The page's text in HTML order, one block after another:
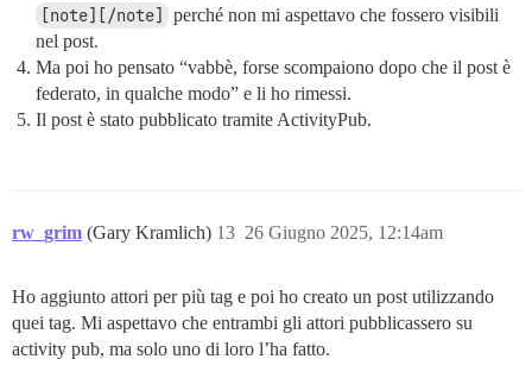
[note][/note]
perché non mi aspettavo che fossero visibili
nel post.
Ma poi ho pensato “vabbè, forse scompaiono dopo che il post è
federato, in qualche modo” e li ho rimessi.
Il post è stato pubblicato tramite ActivityPub.
rw_grim (Gary Kramlich) 26 Giugno 2025, 12:14am
13
Ho aggiunto attori per più tag e poi ho creato un post utilizzando
quei tag. Mi aspettavo che entrambi gli attori pubblicassero su
activity pub, ma solo uno di loro l’ha fatto.